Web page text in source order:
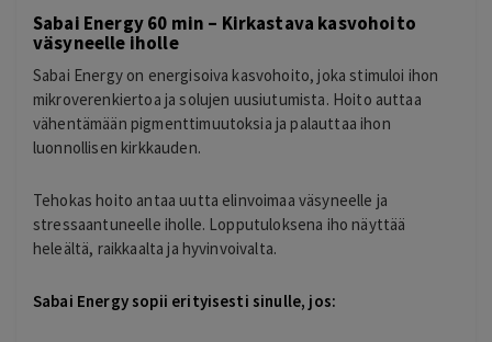
Sabai Energy 60 min – Kirkastava kasvohoito
väsyneelle iholle
Sabai Energy on energisoiva kasvohoito, joka stimuloi ihon
mikroverenkiertoa ja solujen uusiutumista. Hoito auttaa
vähentämään pigmenttimuutoksia ja palauttaa ihon
luonnollisen kirkkauden.
Tehokas hoito antaa uutta elinvoimaa väsyneelle ja
stressaantuneelle iholle. Lopputuloksena iho näyttää
heleältä, raikkaalta ja hyvinvoivalta.
Sabai Energy sopii erityisesti sinulle, jos: